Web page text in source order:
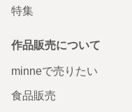
特集
作品販売について
minneで売りたい
食品販売